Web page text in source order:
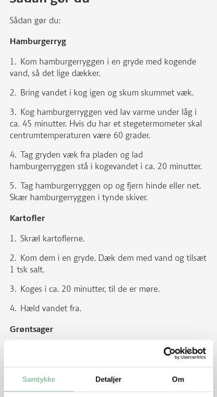
Samtykke Detaljer Om
Sådan gør du:
Hamburgerryg
Kom hamburgerryggen i en gryde med kogende
vand, så det lige dækker.
Bring vandet i kog igen og skum skummet væk.
Kog hamburgerryggen ved lav varme under låg i
ca. 45 minutter. Hvis du har et stegetermometer skal
centrumtemperaturen være 60 grader.
Tag gryden væk fra pladen og lad
hamburgerryggen stå i kogevandet i ca. 20 minutter.
Tag hamburgerryggen op og fjern hinde eller net.
Skær hamburgerryggen i tynde skiver.
Kartofler
Skræl kartoflerne.
Kom dem i en gryde. Dæk dem med vand og tilsæt
1 tsk salt.
Koges i ca. 20 minutter, til de er møre.
Hæld vandet fra.
Grøntsager
Skyl blomkålen og skær blade og stok væk.
Pluk blomkålen i små buketter.
Kog blomkålen i 2 minutter.